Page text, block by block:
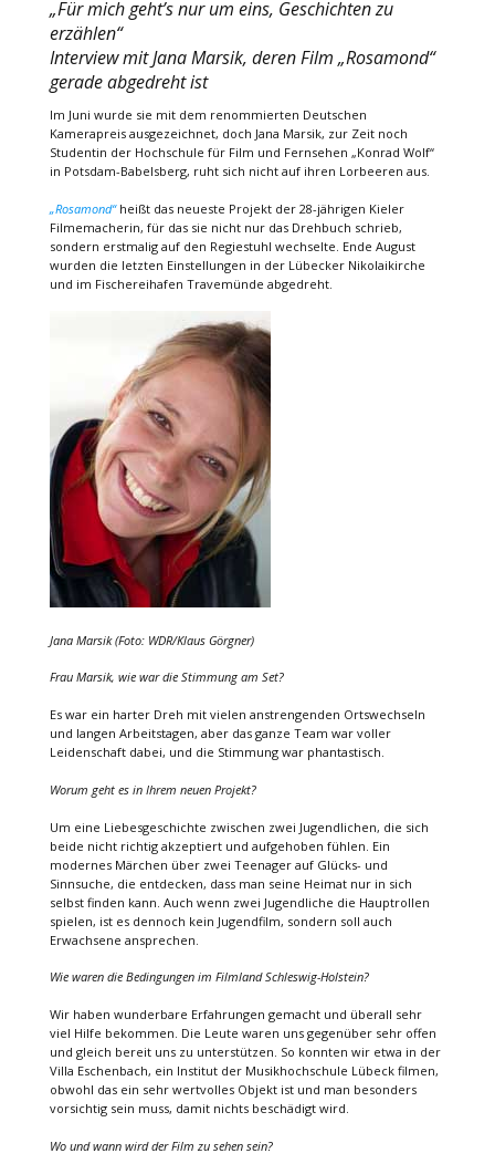
„Für mich geht’s nur um eins, Geschichten zu
erzählen“
Interview mit Jana Marsik, deren Film „Rosamond“
gerade abgedreht ist
Im Juni wurde sie mit dem renommierten Deutschen
Kamerapreis ausgezeichnet, doch Jana Marsik, zur Zeit noch
Studentin der Hochschule für Film und Fernsehen „Konrad Wolf“
in Potsdam-Babelsberg, ruht sich nicht auf ihren Lorbeeren aus.
„Rosamond“heißt das neueste Projekt der 28-jährigen Kieler
Filmemacherin, für das sie nicht nur das Drehbuch schrieb,
sondern erstmalig auf den Regiestuhl wechselte. Ende August
wurden die letzten Einstellungen in der Lübecker Nikolaikirche
und im Fischereihafen Travemünde abgedreht.
Jana Marsik (Foto: WDR/Klaus Görgner)
Frau Marsik, wie war die Stimmung am Set?
Es war ein harter Dreh mit vielen anstrengenden Ortswechseln
und langen Arbeitstagen, aber das ganze Team war voller
Leidenschaft dabei, und die Stimmung war phantastisch.
Worum geht es in Ihrem neuen Projekt?
Um eine Liebesgeschichte zwischen zwei Jugendlichen, die sich
beide nicht richtig akzeptiert und aufgehoben fühlen. Ein
modernes Märchen über zwei Teenager auf Glücks- und
Sinnsuche, die entdecken, dass man seine Heimat nur in sich
selbst finden kann. Auch wenn zwei Jugendliche die Hauptrollen
spielen, ist es dennoch kein Jugendfilm, sondern soll auch
Erwachsene ansprechen.
Wie waren die Bedingungen im Filmland Schleswig-Holstein?
Wir haben wunderbare Erfahrungen gemacht und überall sehr
viel Hilfe bekommen. Die Leute waren uns gegenüber sehr offen
und gleich bereit uns zu unterstützen. So konnten wir etwa in der
Villa Eschenbach, ein Institut der Musikhochschule Lübeck filmen,
obwohl das ein sehr wertvolles Objekt ist und man besonders
vorsichtig sein muss, damit nichts beschädigt wird.
Wo und wann wird der Film zu sehen sein?